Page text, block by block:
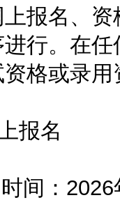
报名、
行。在
格或录用
报名
：2026